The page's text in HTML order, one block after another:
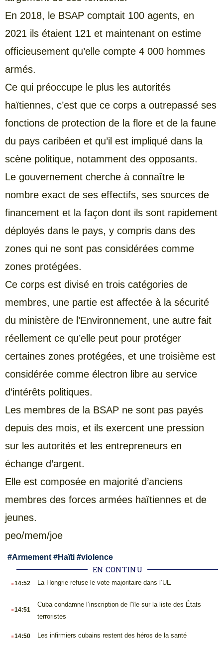
En 2018, le BSAP comptait 100 agents, en
2021 ils étaient 121 et maintenant on estime
officieusement qu’elle compte 4 000 hommes
armés.
Ce qui préoccupe le plus les autorités
haïtiennes, c’est que ce corps a outrepassé ses
fonctions de protection de la flore et de la faune
du pays caribéen et qu’il est impliqué dans la
scène politique, notamment des opposants.
Le gouvernement cherche à connaître le
nombre exact de ses effectifs, ses sources de
financement et la façon dont ils sont rapidement
déployés dans le pays, y compris dans des
zones qui ne sont pas considérées comme
zones protégées.
Ce corps est divisé en trois catégories de
membres, une partie est affectée à la sécurité
du ministère de l’Environnement, une autre fait
réellement ce qu’elle peut pour protéger
certaines zones protégées, et une troisième est
considérée comme électron libre au service
d’intérêts politiques.
Les membres de la BSAP ne sont pas payés
depuis des mois, et ils exercent une pression
sur les autorités et les entrepreneurs en
échange d’argent.
Elle est composée en majorité d’anciens
membres des forces armées haïtiennes et de
jeunes.
peo/mem/joe
#Armement #Haïti #violence
EN CONTINU
.14:52 La Hongrie refuse le vote majoritaire dans l’UE
.14:51
Cuba condamne l’inscription de l’île sur la liste des États
terroristes
.14:50 Les infirmiers cubains restent des héros de la santé